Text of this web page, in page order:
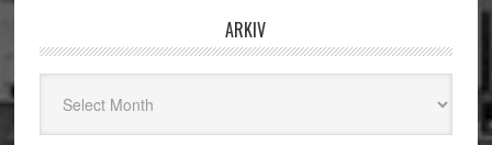
ARKIV